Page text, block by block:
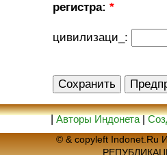
регистра:*
цивилизаци_:
|Авторы Индонета|
© & copyleft Indonet.Ru